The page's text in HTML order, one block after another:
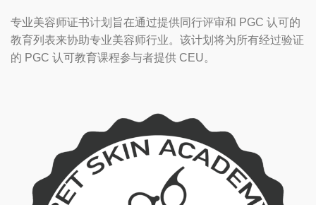
专业美容师证书计划旨在通过提供同行评审和 PGC 认可的
教育列表来协助专业美容师行业。该计划将为所有经过验证
的 PGC 认可教育课程参与者提供 CEU。